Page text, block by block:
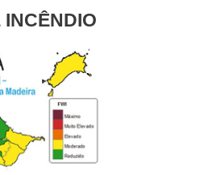
INCÊNDIO